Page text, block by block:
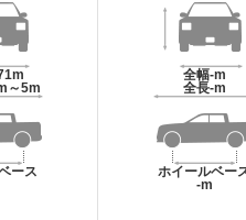
～5m
ース
全幅-m
全長-m
ホイールベー
-m